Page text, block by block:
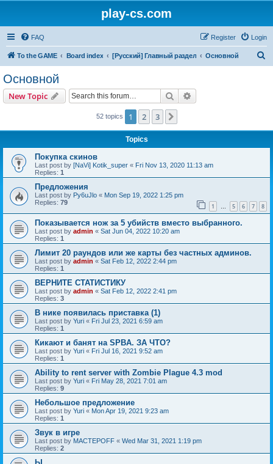
play-cs.com
FAQ Login
Register
To the GAME Board index [Русский] Главный раздел Основной
Основной
New Topic Search
52 topics 1 2 3
Topics
Покупка скинов
Last post by [NaVi] Kotik_super « Fri Nov 13, 2020 11:13 am
Replies: 1
Предложения
Last post by Py6uJlo « Mon Sep 19, 2022 1:25 pm
Replies: 79 1 … 5 6 7 8
Показывается нож за 5 убийств вместо выбранного.
Last post by admin « Sat Jun 04, 2022 10:20 am
Replies: 1
Лимит 20 раундов или же карты без частных админов.
Last post by admin « Sat Feb 12, 2022 2:44 pm
Replies: 1
ВЕРНИТЕ СТАТИСТИКУ
Last post by admin « Sat Feb 12, 2022 2:41 pm
Replies: 3
В нике появилась приставка (1)
Last post by Yuri « Fri Jul 23, 2021 6:59 am
Replies: 1
Кикают и банят на SPBA. ЗА ЧТО?
Last post by Yuri « Fri Jul 16, 2021 9:52 am
Replies: 1
Ability to rent server with Zombie Plague 4.3 mod
Last post by Yuri « Fri May 28, 2021 7:01 am
Replies: 9
Небольшое предложение
Last post by Yuri « Mon Apr 19, 2021 9:23 am
Replies: 1
Звук в игре
Last post by MACTEPOFF « Wed Mar 31, 2021 1:19 pm
Replies: 2